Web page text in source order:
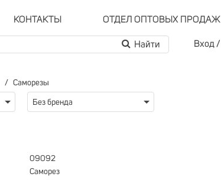
КОНТАКТЫ ОТДЕЛ ОПТОВЫХ ПРОДАЖ
Вход /
Саморезы
Без бренда
09092
Саморез